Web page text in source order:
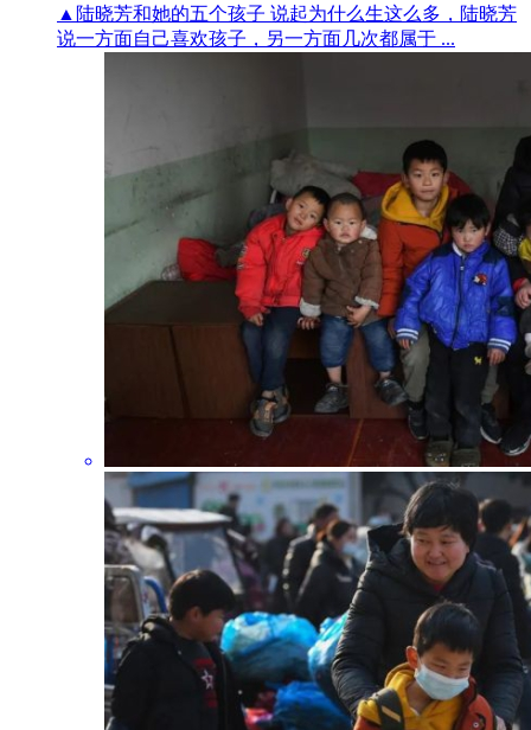
▲陆晓芳和她的五个孩子 说起为什么生这么多，陆晓芳
说一方面自己喜欢孩子，另一方面几次都属于 ...